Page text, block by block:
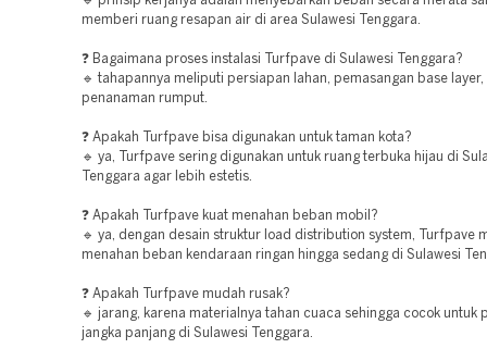
memberi ruang resapan air di area Sulawesi Tenggara.
❓ Bagaimana proses instalasi Turfpave di Sulawesi Tenggara?
🔹 tahapannya meliputi persiapan lahan, pemasangan base
penanaman rumput.
❓ Apakah Turfpave bisa digunakan untuk taman kota?
🔹 ya, Turfpave sering digunakan untuk ruang terbuka hijau di
Tenggara agar lebih estetis.
❓ Apakah Turfpave kuat menahan beban mobil?
🔹 ya, dengan desain struktur load distribution system, Turfpave
menahan beban kendaraan ringan hingga sedang di Sulawesi
❓ Apakah Turfpave mudah rusak?
🔹 jarang, karena materialnya tahan cuaca sehingga cocok untuk
jangka panjang di Sulawesi Tenggara.